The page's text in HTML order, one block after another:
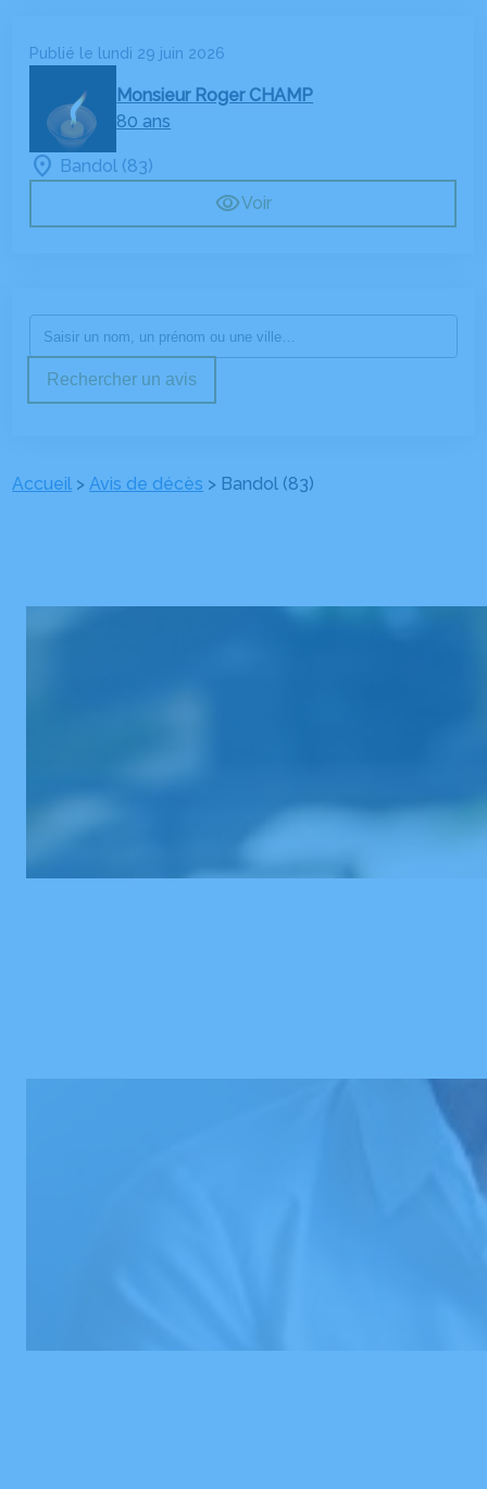
Publié le lundi 29 juin 2026
Monsieur Roger CHAMP
80 ans
Bandol (83)
Voir
Rechercher un avis
Accueil >Avis de décès > Bandol (83)